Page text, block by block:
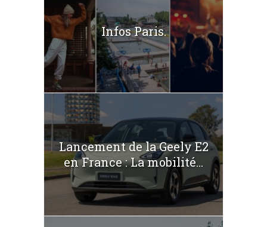
Infos Paris.
Lancement de la Geely E2
en France : La mobilité...